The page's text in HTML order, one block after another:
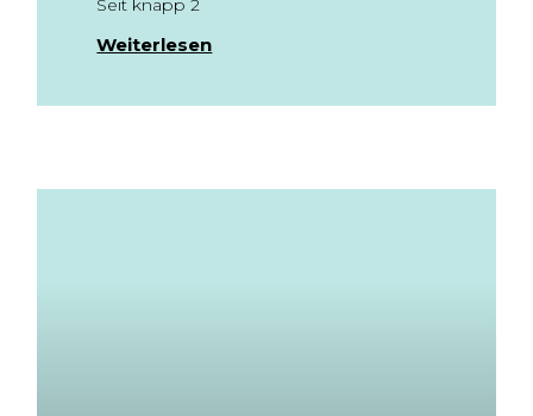
Seit knapp 2
Weiterlesen